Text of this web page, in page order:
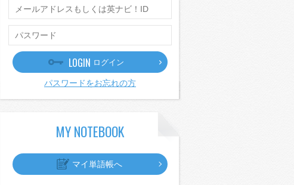
LOGIN ログイン
パスワードをお忘れの方
MY NOTEBOOK
マイ単語帳へ